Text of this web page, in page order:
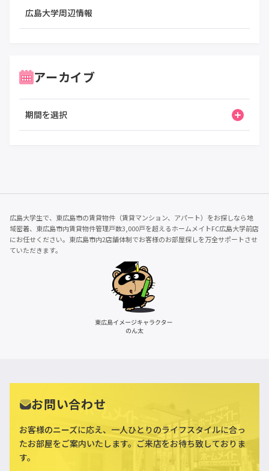
広島大学周辺情報
アーカイブ
期間を選択
広島大学生で、東広島市の賃貸物件（賃貸マンション、アパート）をお探しなら地
域密着、東広島市内賃貸物件管理戸数3,000戸を超えるホームメイトFC広島大学前店
にお任せください。東広島市内2店舗体制でお客様のお部屋探しを万全サポートさせ
ていただきます。
お問い合わせ
お客様のニーズに応え、一人ひとりのライフスタイルに合っ
たお部屋をご案内いたします。ご来店をお待ち致しておりま
す。